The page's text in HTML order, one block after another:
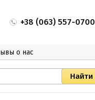
+38 (063) 557-0700
о нас